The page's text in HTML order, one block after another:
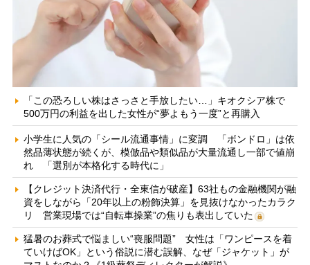
「この恐ろしい株はさっさと手放したい…」キオクシア株で
500万円の利益を出した女性が“夢よもう一度”と再購入
小学生に人気の「シール流通事情」に変調 「ボンドロ」は依
然品薄状態が続くが、模倣品や類似品が大量流通し一部で値崩
れ 「選別が本格化する時代に」
【クレジット決済代行・全東信が破産】63社もの金融機関が融
資をしながら「20年以上の粉飾決算」を見抜けなかったカラク
リ 営業現場では“自転車操業”の焦りも表出していた
猛暑のお葬式で悩ましい“喪服問題” 女性は「ワンピースを着
ていけばOK」という俗説に潜む誤解、なぜ「ジャケット」が